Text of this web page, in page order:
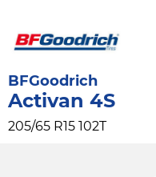
BFGoodrich
Activan 4S
205/65 R15 102T